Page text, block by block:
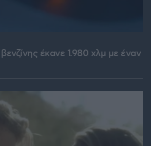
έκανε 1.980 χλμ με έναν